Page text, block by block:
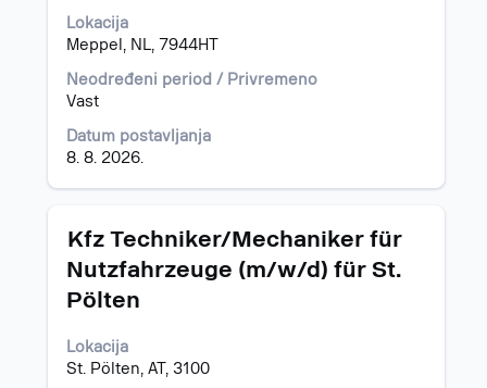
Lokacija
Meppel, NL, 7944HT
Neodređeni period / Privremeno
Vast
Datum postavljanja
8. 8. 2026.
razmaknicom
da
biste
prikazali
celokupan
informacija
o
poslu.
Naslov
Kfz Techniker/Mechaniker für
Nutzfahrzeuge (m/w/d) für St.
Pölten
Lokacija
St. Pölten, AT, 3100
Izaberite
razmaknicom
da
prikazali
celokupan